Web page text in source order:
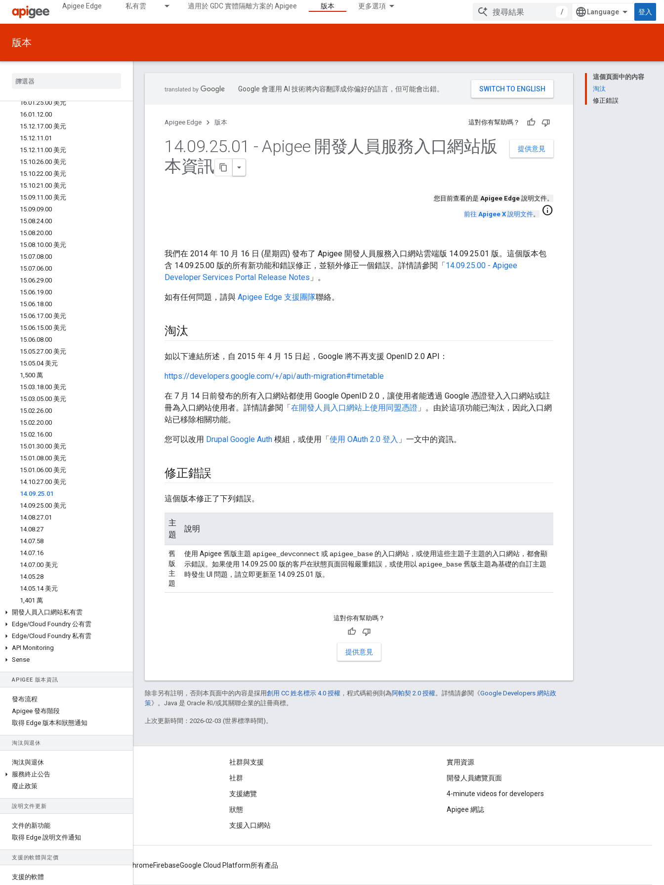
Apigee Edge 私有雲 適用於 GDC 實體隔離方案的 Apigee 版本 更多選項
/ 登入
版本
16.05.02.00
16.04.11.00 美元
16.03.11.00 美元
16.01
16.01.25.00 美元
16.01 .12.00
15.12.17.00 美元
15.12.11 .01
15.12.11 .00 美元
15.10.26.00 美元
15.10.22.00 美元
15.10.21 .00 美元
15.09.11 .00 美元
15.09.09.00
15.08.24.00
15.08.20.00
15.08.10.00 美元
15.07.08.00
15.07.06.00
15.06.29.00
15.06.19.00
15.06.18.00
15.06.17.00 美元
15.06.15.00 美元
15.06.08.00
15.05.27.00 美元
15.05.04 美元
1,500 萬
15.03.18.00 美元
15.03.05.00 美元
15.02.26.00
15.02.20.00
15.02.16.00
15.01 .30.00 美元
15.01 .08.00 美元
15.01 .06.00 美元
14.10.27.00 美元
14.09.25.01
14.09.25.00 美元
14.08.27.01
14.08.27
14.07.58
14.07.16
14.07.00 美元
14.05.28
14.05.14 美元
1,401 萬
開發人員入口網站私有雲
Edge/Cloud Foundry 公有雲
Edge/Cloud Foundry 私有雲
API Monitoring
Sense
APIGEE 版本資訊
發布流程
Apigee 發布階段
取得 Edge 版本和狀態通知
淘汰與退休
淘汰與退休
服務終止公告
廢止政策
說明文件更新
文件的新功能
取得 Edge 說明文件通知
支援的軟體與定價
支援的軟體
這個頁面中的內容
淘汰
修正錯誤
Google 會運用 AI 技術將內容翻譯成你偏好的語言，但可能會出錯。
Apigee Edge 版本 這對你有幫助嗎？
提供意見
14.09.25.01 - Apigee 開發人員服務入口網站版
本資訊
您目前查看的是 Apigee Edge 說明文件。
前往 Apigee X 說明文件。 info
我們在 2014 年 10 月 16 日 (星期四) 發布了 Apigee 開發人員服務入口網站雲端版 14.09.25.01 版。這個版本包
含 14.09.25.00 版的所有新功能和錯誤修正，並額外修正一個錯誤。詳情請參閱「14.09.25.00 - Apigee
Developer Services Portal Release Notes 」。
如有任何問題，請與 Apigee Edge 支援團隊聯絡。
淘汰
如以下連結所述，自 2015 年 4 月 15 日起，Google 將不再支援 OpenID 2.0 API：
https://developers.google.com/+/api/auth-migration#timetable
在 7 月 14 日前發布的所有入口網站都使用 Google OpenID 2.0，讓使用者能透過 Google 憑證登入入口網站或註
冊為入口網站使用者。詳情請參閱「在開發人員入口網站上使用同盟憑證 」。由於這項功能已淘汰，因此入口網
站已移除相關功能。
您可以改用 Drupal Google Auth 模組，或使用「使用 OAuth 2.0 登入 」一文中的資訊。
修正錯誤
這個版本修正了下列錯誤。
主
題
說明
舊
版
主
題
使用 Apigee 舊版主題 apigee_devconnect 或 apigee_base 的入口網站，或使用這些主題子主題的入口網站，都會顯
示錯誤。如果使用 14.09.25.00 版的客戶在狀態頁面回報嚴重錯誤，或使用以 apigee_base舊版主題為基礎的自訂主題
時發生 UI 問題，請立即更新至 14.09.25.01 版。
這對你有幫助嗎？
提供意見
除非另有註明，否則本頁面中的內容是採用創用 CC 姓名標示 4.0 授權 ，程式碼範例則為阿帕契 2.0 授權。詳情請參閱《Google Developers 網站政
策》。Java 是 Oracle 和/或其關聯企業的註冊商標。
上次更新時間：2026-02-03 (世界標準時間)。
關於 Apigee
We're part of Google
合作夥伴
電子書與網路廣播
社群與支援
社群
支援總覽
狀態
支援入口網站
實用資源
開發人員總覽頁面
4-minute videos for developers
Apigee 網誌
AndroidChromeFirebaseGoogle Cloud Platform所有產品